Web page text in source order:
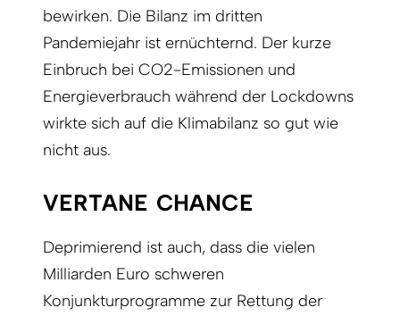
bewirken. Die Bilanz im dritten
Pandemiejahr ist ernüchternd. Der kurze
Einbruch bei CO2-Emissionen und
Energieverbrauch während der Lockdowns
wirkte sich auf die Klimabilanz so gut wie
nicht aus.
VERTANE CHANCE
Deprimierend ist auch, dass die vielen
Milliarden Euro schweren
Konjunkturprogramme zur Rettung der